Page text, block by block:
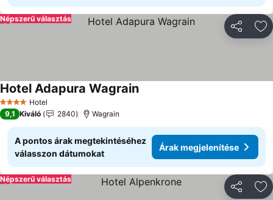
Népszerű választás
4 KategóriaHotel
Hotel Adapura Wagrain
9,1 Kiváló 2840 Wagrain
A pontos árak megtekintéséhez
válasszon dátumokat
Árak megjelenítése
Népszerű választás